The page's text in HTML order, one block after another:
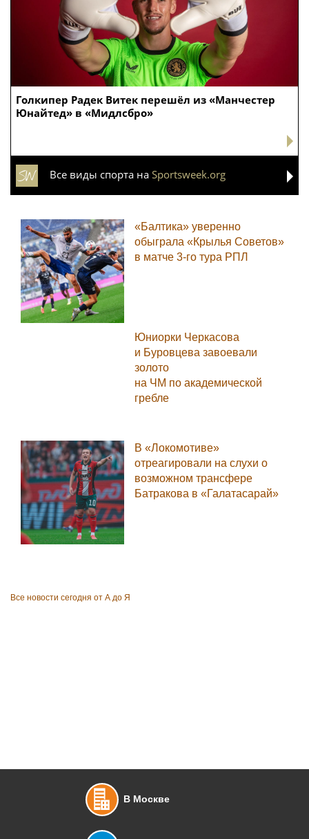
Голкипер Радек Витек перешёл из «Манчестер
Юнайтед» в «Мидлсбро»
Все виды спорта на Sportsweek.org
«Балтика» уверенно
обыграла «Крылья Советов»
в матче 3-го тура РПЛ
Юниорки Черкасова
и Буровцева завоевали
золото
на ЧМ по академической
гребле
В «Локомотиве»
отреагировали на слухи о
возможном трансфере
Батракова в «Галатасарай»
Все новости сегодня от А до Я
В Москве